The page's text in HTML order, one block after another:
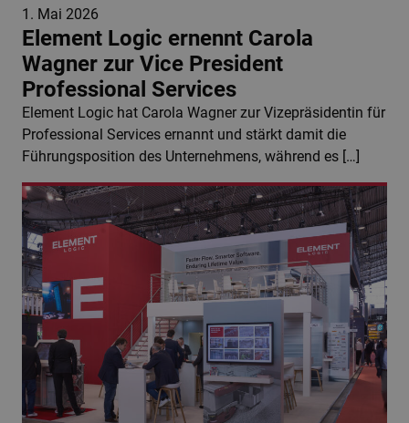
1. Mai 2026
Element Logic ernennt Carola
Wagner zur Vice President
Professional Services
Element Logic hat Carola Wagner zur Vizepräsidentin für
Professional Services ernannt und stärkt damit die
Führungsposition des Unternehmens, während es […]